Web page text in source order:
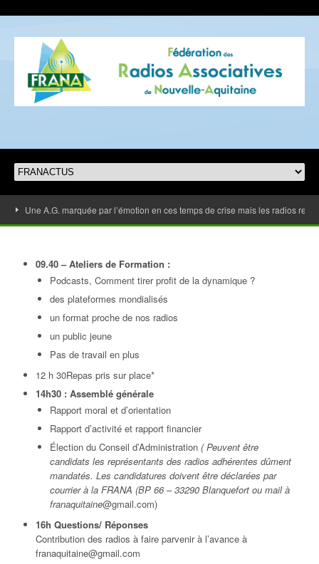
par l’émotion en ces temps de crise mais les radios restent soudées
09.40 – Ateliers de Formation :
Podcasts, Comment tirer profit de la dynamique ?
des plateformes mondialisés
un format proche de nos radios
un public jeune
Pas de travail en plus
12 h 30Repas pris sur place*
14h30 : Assemblé générale
Rapport moral et d’orientation
Rapport d’activité et rapport financier
Élection du Conseil d’Administration ( Peuvent être
candidats les représentants des radios adhérentes dûment
mandatés. Les candidatures doivent être déclarées par
courrier à la FRANA (BP 66 – 33290 Blanquefort ou mail à
franaquitaine@gmail.com)
16h Questions/ Réponses
Contribution des radios à faire parvenir à l’avance à
franaquitaine@gmail.com